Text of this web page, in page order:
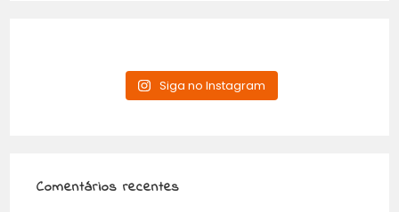
Siga no Instagram
Comentários recentes